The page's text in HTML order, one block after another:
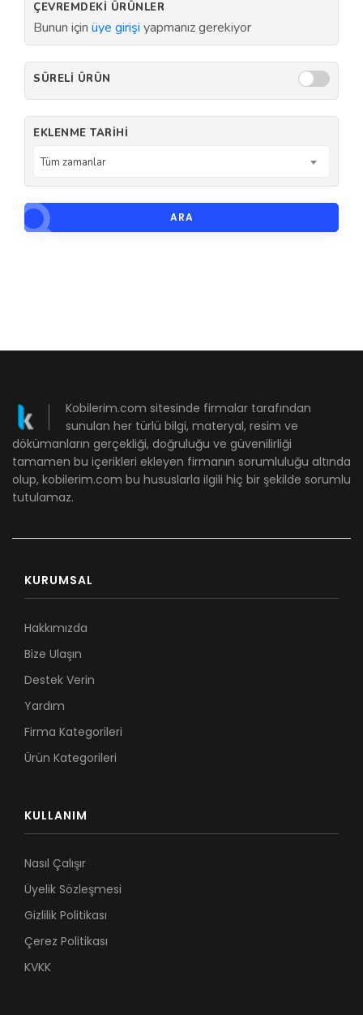
ÇEVREMDEKI ÜRÜNLER
Bunun için üye girişi yapmanız gerekiyor
SÜRELI ÜRÜN
EKLENME TARIHI
Tüm zamanlar
ARA
Kobilerim.com sitesinde firmalar tarafından
sunulan her türlü bilgi, materyal, resim ve
dökümanların gerçekliği, doğruluğu ve güvenilirliği
tamamen bu içerikleri ekleyen firmanın sorumluluğu altında
olup, kobilerim.com bu hususlarla ilgili hiç bir şekilde sorumlu
tutulamaz.
KURUMSAL
Hakkımızda
Bize Ulaşın
Destek Verin
Yardım
Firma Kategorileri
Ürün Kategorileri
KULLANIM
Nasıl Çalışır
Üyelik Sözleşmesi
Gizlilik Politikası
Çerez Politikası
KVKK